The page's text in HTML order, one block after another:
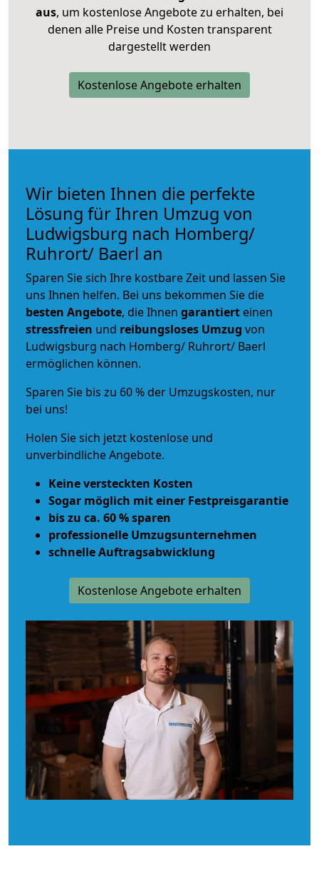
aus, um kostenlose Angebote zu erhalten, bei
denen alle Preise und Kosten transparent
dargestellt werden
Kostenlose Angebote erhalten
Wir bieten Ihnen die perfekte
Lösung für Ihren Umzug von
Ludwigsburg nach Homberg/
Ruhrort/ Baerl an
Sparen Sie sich Ihre kostbare Zeit und lassen Sie
uns Ihnen helfen. Bei uns bekommen Sie die
besten Angebote, die Ihnen garantiert einen
stressfreien und reibungsloses Umzug von
Ludwigsburg nach Homberg/ Ruhrort/ Baerl
ermöglichen können.
Sparen Sie bis zu 60 % der Umzugskosten, nur
bei uns!
Holen Sie sich jetzt kostenlose und
unverbindliche Angebote.
Keine versteckten Kosten
Sogar möglich mit einer Festpreisgarantie
bis zu ca. 60 % sparen
professionelle Umzugsunternehmen
schnelle Auftragsabwicklung
Kostenlose Angebote erhalten